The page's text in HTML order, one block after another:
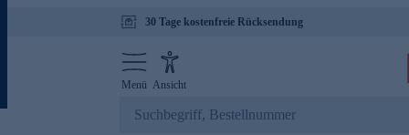
30 Tage kostenfreie Rücksendung
Menü Ansicht